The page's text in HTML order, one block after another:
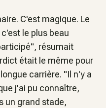
C'est magique. Le
le plus beau
", résumait
était le même pour
carrière. "Il n'y a
j'ai pu connaître,
un grand stade,